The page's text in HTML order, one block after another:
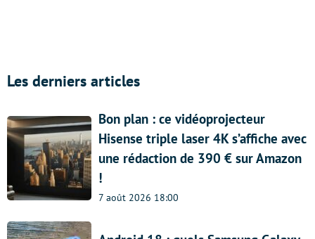
Les derniers articles
Bon plan : ce vidéoprojecteur
Hisense triple laser 4K s’affiche avec
une rédaction de 390 € sur Amazon
!
7 août 2026 18:00